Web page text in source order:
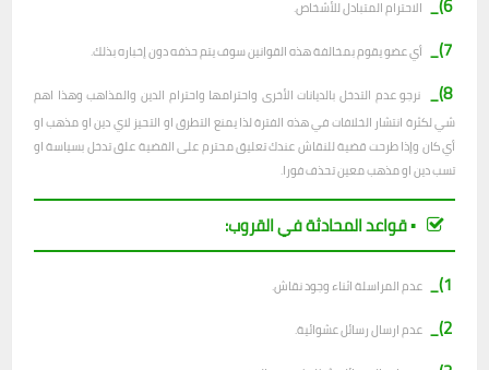
الاحترام المتبادل للأشخاص.
7)_ أي عضو يقوم بمخالفة هذه القوانين سوف يتم حذفه دون إخباره بذلك.
8)_
نرجو عدم التدخل بالديانات الأخرى واحترامها واحترام الدين والمذاهب وهذا اهم
شي لكثرة انتشار الخلافات في هذه الفترة لذا يمنع التطرق او التحيز لاي دين او مذهب او
أي كان وإذا طرحت قضية للنقاش عندك تعليق محترم على القضية علق تدخل بسياسة او
تسب دين او مذهب معين تحذف فورا.
▪︎ قواعد المحادثة في القروب:
1)_
عدم المراسلة اثناء وجود نقاش.
2)_ عدم ارسال رسائل عشوائية.